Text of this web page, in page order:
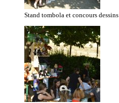
Stand tombola et concours dessins